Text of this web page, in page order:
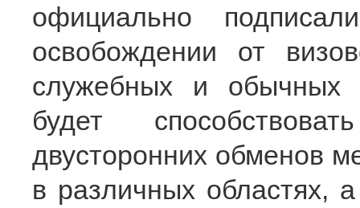
официально
освобождении от
служебных и обычных
будет
двусторонних обменов
в различных областях,